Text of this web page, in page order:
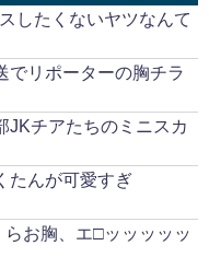
したくないヤツなんて
でリポーターの胸チラ
JKチアたちのミニスカ
たんが可愛すぎ
らお胸、エ□ッッッッッ